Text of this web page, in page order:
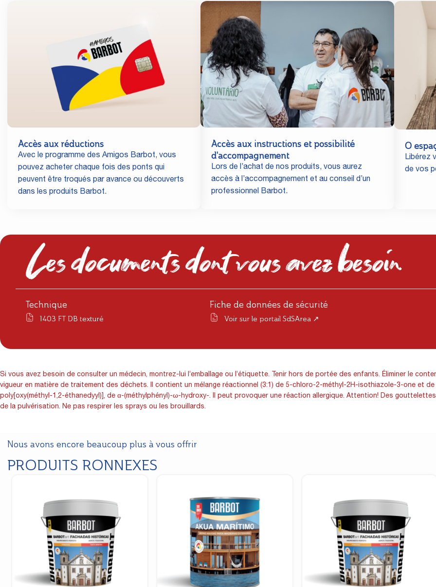
Accès aux réductions
Avec le programme des Amigos Barbot, vous
pouvez acheter chaque fois des ponts qui
peuvent être troqués par avance ou découverts
dans les produits Barbot.
Accès aux instructions et possibilité
d'accompagnement
Lors de l’achat de nos produits, vous aurez
accès à l’accompagnement et au conseil d’un
professionnel Barbot.
O
Libérez
de vos
Les documents dont vous avez besoin
Technique
1403 FT DB texturé
Fiche de données de sécurité
Voir sur le portail SdSArea ↗
Si vous avez besoin de consulter un médecin, montrez-lui l’emballage ou l’étiquette. Tenir hors de portée des enfants. Éliminer le
vigueur en matière de traitement des déchets. Il contient un mélange réactionnel (3:1) de 5-chloro-2-méthyl-2H-isothiazole-3-one et
poly[oxy(méthyl-1,2-éthanedyyl)], de α-(méthylphényl)-ω-hydroxy-. Il peut provoquer une réaction allergique. Attention! Des
de la pulvérisation. Ne pas respirer les sprays ou les brouillards.
Nous avons encore beaucoup plus à vous offrir
PRODUITS RONNEXES